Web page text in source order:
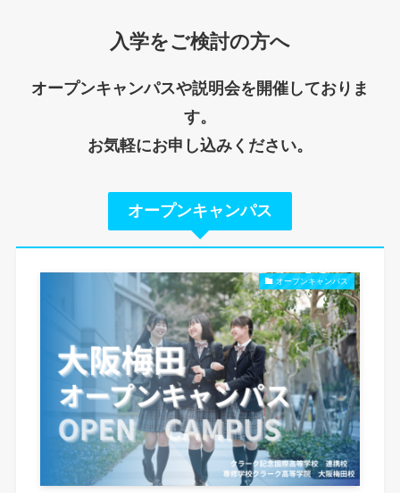
入学をご検討の方へ
オープンキャンパスや説明会を開催しておりま
す。
お気軽にお申し込みください。
オープンキャンパス
オープンキャンパス